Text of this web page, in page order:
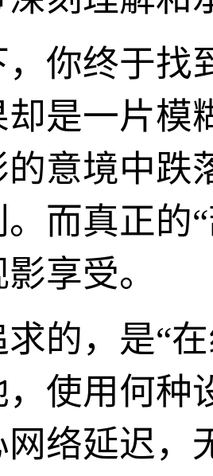
你终于找
是一片模
的意境中跌
而真正的
享受。
的，是“
，使用何种
络延迟，